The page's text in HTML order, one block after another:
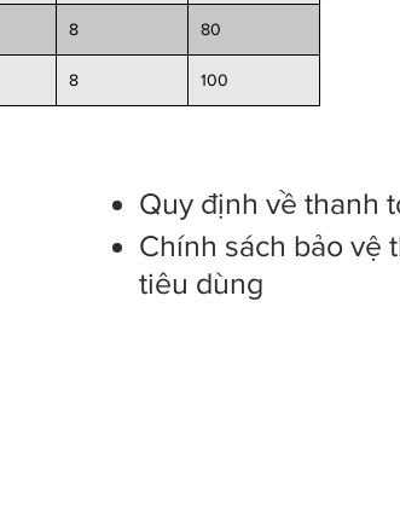
8 80
8 100
Quy định về thanh
Chính sách bảo vệ
tiêu dùng